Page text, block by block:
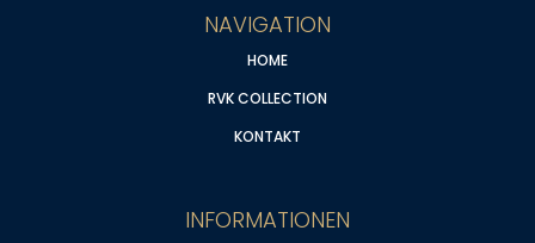
NAVIGATION
HOME
RVK COLLECTION
KONTAKT
INFORMATIONEN